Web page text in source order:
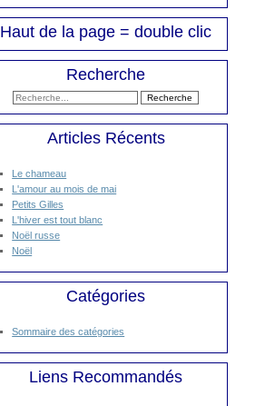
Haut de la page = double clic
Recherche
Articles Récents
Le chameau
L'amour au mois de mai
Petits Gilles
L'hiver est tout blanc
Noël russe
Noël
Catégories
Sommaire des catégories
Liens Recommandés